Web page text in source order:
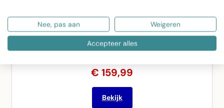
KitchenBrothers Elektrische BBQ - Opvouwbaar -
€ 159,99
Bekijk
Nee, pas aan Weigeren
Accepteer alles